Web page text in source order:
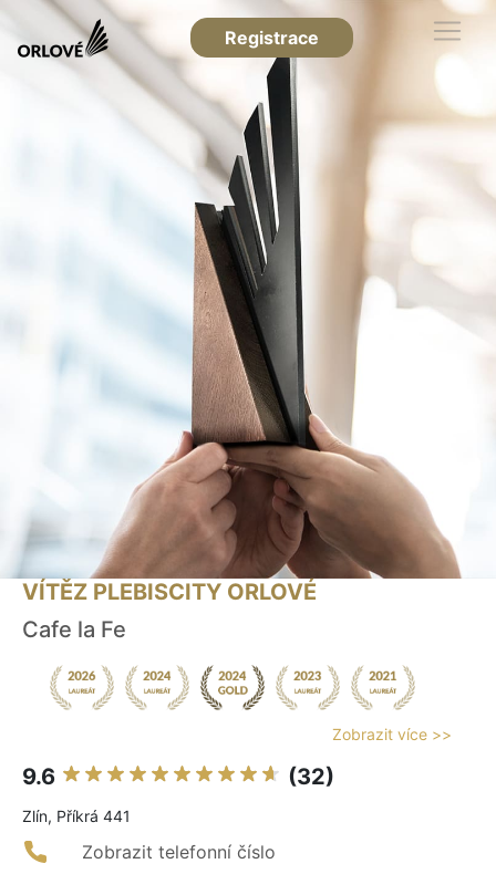
Registrace
VÍTĚZ PLEBISCITY ORLOVÉ
Cafe la Fe
Zobrazit více >>
9.6 (32)
Zlín, Příkrá 441
Zobrazit telefonní číslo